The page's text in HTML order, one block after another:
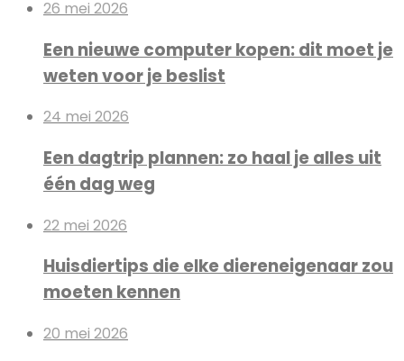
26 mei 2026
Een nieuwe computer kopen: dit moet je
weten voor je beslist
24 mei 2026
Een dagtrip plannen: zo haal je alles uit
één dag weg
22 mei 2026
Huisdiertips die elke diereneigenaar zou
moeten kennen
20 mei 2026